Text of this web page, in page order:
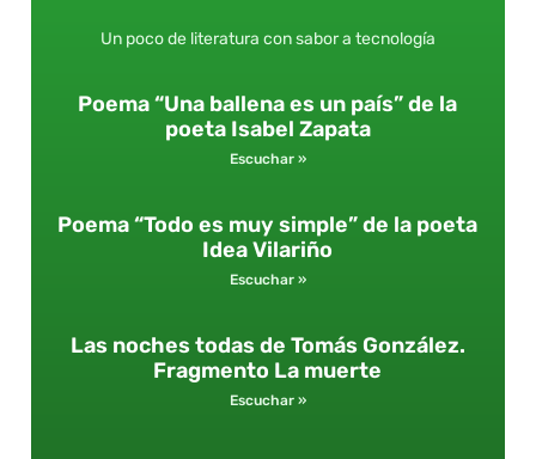
Un poco de literatura con sabor a tecnología
Poema “Una ballena es un país” de la
poeta Isabel Zapata
Escuchar »
Poema “Todo es muy simple” de la poeta
Idea Vilariño
Escuchar »
Las noches todas de Tomás González.
Fragmento La muerte
Escuchar »